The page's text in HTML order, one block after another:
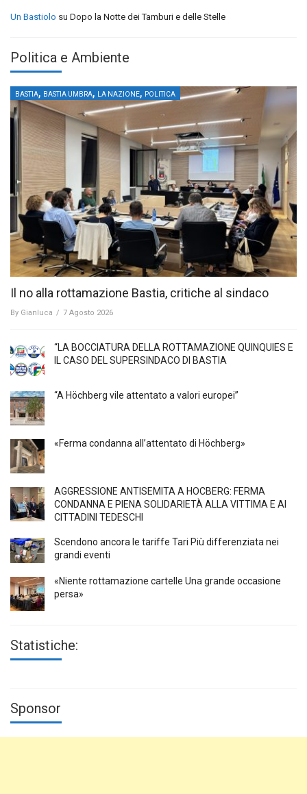
Un Bastiolo su Dopo la Notte dei Tamburi e delle Stelle
Politica e Ambiente
BASTIA, BASTIA UMBRA, LA NAZIONE, POLITICA
Il no alla rottamazione Bastia, critiche al sindaco
By Gianluca / 7 Agosto 2026
“LA BOCCIATURA DELLA ROTTAMAZIONE QUINQUIES E
IL CASO DEL SUPERSINDACO DI BASTIA
“A Höchberg vile attentato a valori europei”
«Ferma condanna all’attentato di Höchberg»
AGGRESSIONE ANTISEMITA A HÖCBERG: FERMA
CONDANNA E PIENA SOLIDARIETÀ ALLA VITTIMA E AI
CITTADINI TEDESCHI
Scendono ancora le tariffe Tari Più differenziata nei
grandi eventi
«Niente rottamazione cartelle Una grande occasione
persa»
Statistiche:
Sponsor